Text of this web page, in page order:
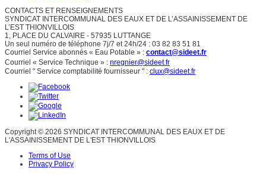
CONTACTS ET RENSEIGNEMENTS
SYNDICAT INTERCOMMUNAL DES EAUX ET DE L’ASSAINISSEMENT DE
L’EST THIONVILLOIS
1, PLACE DU CALVAIRE - 57935 LUTTANGE
Un seul numéro de téléphone 7j/7 et 24h/24 : 03 82 83 51 81
Courriel Service abonnés « Eau Potable » : contact@sideet.fr
Courriel « Service Technique » : nregnier@sideet.fr
Courriel " Service comptabilité fournisseur " : clux@sideet.fr
Copyright © 2026 SYNDICAT INTERCOMMUNAL DES EAUX ET DE
L'ASSAINISSEMENT DE L'EST THIONVILLOIS
Terms of Use
Privacy Policy